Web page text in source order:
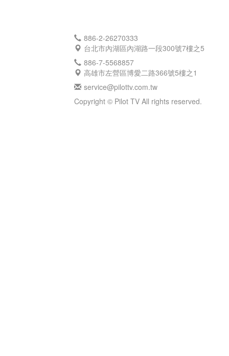
886-2-26270333
台北市內湖區內湖路一段300號7樓之5
886-7-5568857
高雄市左營區博愛二路366號5樓之1
service@pilottv.com.tw
Copyright © Pilot TV All rights reserved.